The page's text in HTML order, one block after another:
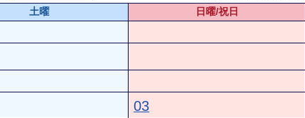
土曜
日曜/祝日
03